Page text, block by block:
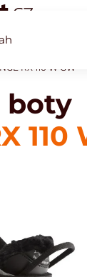
RX 110 W GW
boty
110